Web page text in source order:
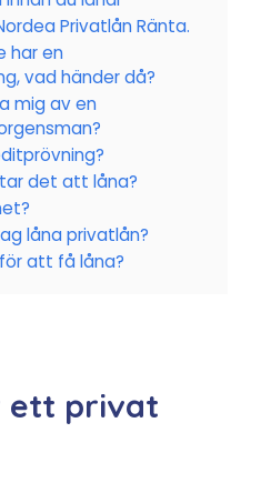
Privatlån Ränta.
har en
vad händer då?
mig av en
det att låna?
låna privatlån?
att få låna?
ett privat